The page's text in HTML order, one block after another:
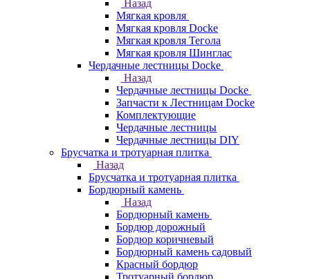
Назад
Мягкая кровля
Мягкая кровля Docke
Мягкая кровля Тегола
Мягкая кровля Шинглас
Чердачные лестницы Docke
Назад
Чердачные лестницы Docke
Запчасти к Лестницам Docke
Комплектующие
Чердачные лестницы
Чердачные лестницы DIY
Брусчатка и тротуарная плитка
Назад
Брусчатка и тротуарная плитка
Бордюрный камень
Назад
Бордюрный камень
Бордюр дорожный
Бордюр коричневый
Бордюрный камень садовый
Красный бордюр
Тротуарный бордюр